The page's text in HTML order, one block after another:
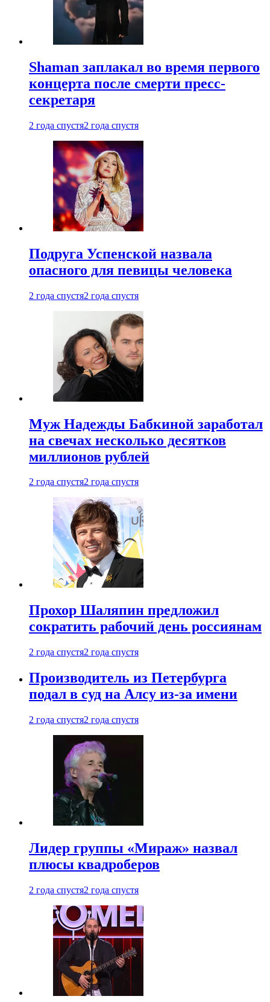
Shaman заплакал во время первого
концерта после смерти пресс-
секретаря
2 года спустя2 года спустя
Подруга Успенской назвала
опасного для певицы человека
2 года спустя2 года спустя
Муж Надежды Бабкиной заработал
на свечах несколько десятков
миллионов рублей
2 года спустя2 года спустя
Прохор Шаляпин предложил
сократить рабочий день россиянам
2 года спустя2 года спустя
Производитель из Петербурга
подал в суд на Алсу из-за имени
2 года спустя2 года спустя
Лидер группы «Мираж» назвал
плюсы квадроберов
2 года спустя2 года спустя